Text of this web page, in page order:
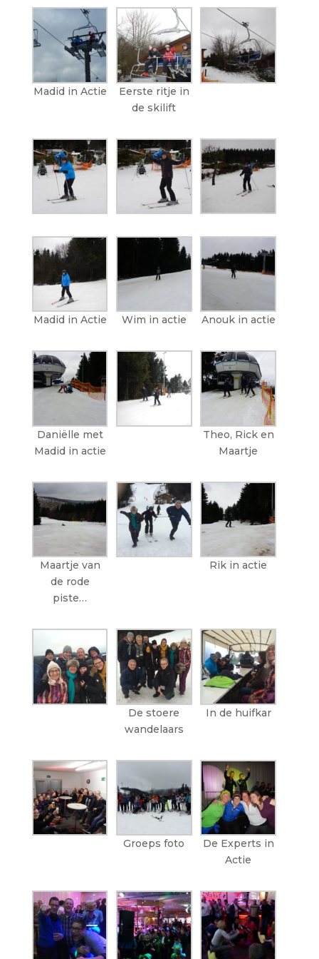
Madid in Actie
Eerste ritje in
de skilift
Madid in Actie Wim in actie Anouk in actie
Daniëlle met
Madid in actie
Theo, Rick en
Maartje
Maartje van
de rode
piste…
Rik in actie
De stoere
wandelaars
In de huifkar
Groeps foto
De Experts in
Actie